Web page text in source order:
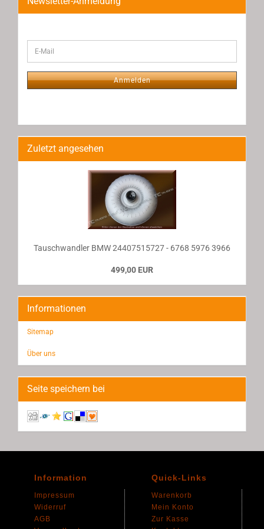
ZUR
NEWSLETTER-
ANMELDUNG
E-
Mail
Anmelden
Zuletzt angesehen
Tauschwandler BMW 24407515727 - 6768 5976 3966
499,00 EUR
Informationen
Sitemap
Über uns
Seite speichern bei
Information
Impressum
Widerruf
AGB
Quick-Links
Warenkorb
Mein Konto
Zur Kasse